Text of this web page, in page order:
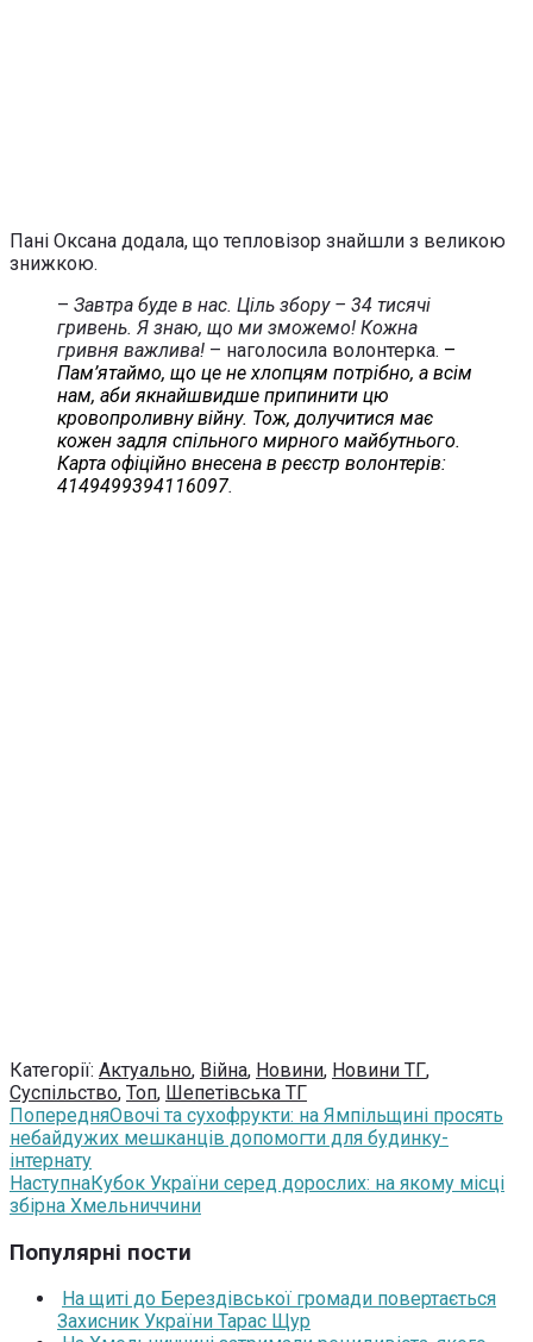
Пані Оксана додала, що тепловізор знайшли з великою
знижкою.
– Завтра буде в нас. Ціль збору – 34 тисячі
гривень. Я знаю, що ми зможемо! Кожна
гривня важлива! – наголосила волонтерка. –
Пам’ятаймо, що це не хлопцям потрібно, а всім
нам, аби якнайшвидше припинити цю
кровопроливну війну. Тож, долучитися має
кожен задля спільного мирного майбутнього.
Карта офіційно внесена в реєстр волонтерів:
4149499394116097.
Категорії: Актуально, Війна, Новини, Новини ТГ,
Суспільство, Топ, Шепетівська ТГ
ПопередняОвочі та сухофрукти: на Ямпільщині просять
небайдужих мешканців допомогти для будинку-
інтернату
НаступнаКубок України серед дорослих: на якому місці
збірна Хмельниччини
Популярні пости
На щиті до Берездівської громади повертається
Захисник України Тарас Щур